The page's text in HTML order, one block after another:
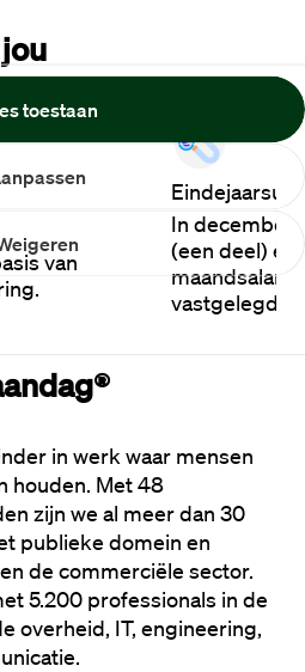
toestaan
van
In december
(een deel)
vastgelegd in
in werk waar mensen
houden. Met 48
zijn we al meer dan 30
publieke domein en
de commerciële sector.
5.200 professionals in de
overheid, IT, engineering,